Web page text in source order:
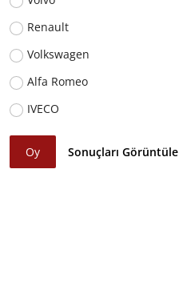
Renault
Volkswagen
Alfa Romeo
IVECO
Oy Sonuçları Görüntüle